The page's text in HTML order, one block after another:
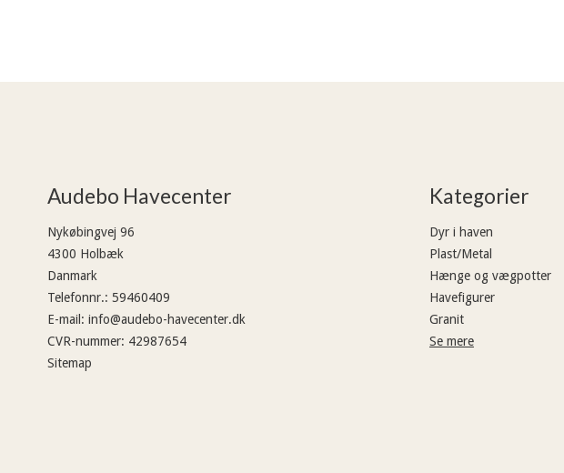
Audebo Havecenter
Nykøbingvej 96
4300 Holbæk
Danmark
Telefonnr.: 59460409
E-mail : info@audebo-havecenter.dk
CVR-nummer: 42987654
Sitemap
Kategorier
Dyr i haven
Plast/Metal
Hænge og vægpotter
Havefigurer
Granit
Se mere